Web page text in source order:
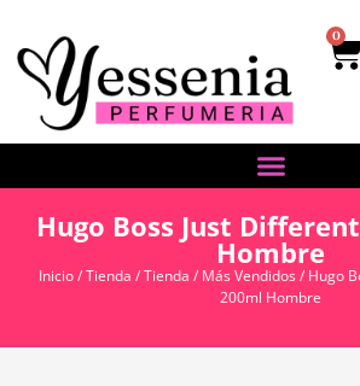
0
Hugo Boss Just
Hombre
Inicio/Tienda /Tienda / Más Vendidos/ Hugo
200ml Hombre